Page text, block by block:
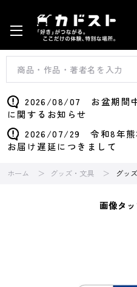
2026/08/07 お盆期間
に関するお知らせ
2026/07/29 令和8年熊
お届け遅延につきまして
ホーム グッズ・文具 グッズ
画像タ